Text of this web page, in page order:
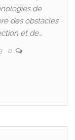
de
des obstacles
et de…
0